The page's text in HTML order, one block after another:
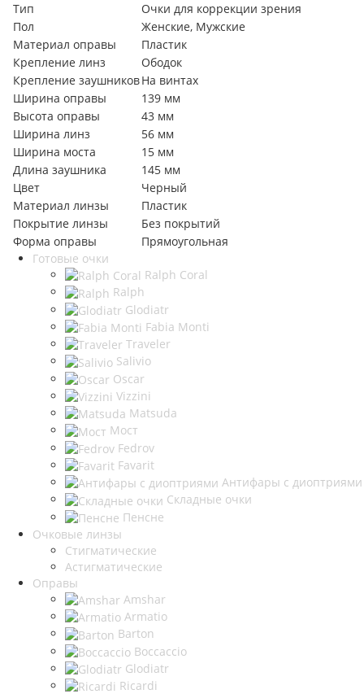
Тип
Очки для коррекции зрения
Пол
Женские, Мужские
Материал оправы
Пластик
Крепление линз
Ободок
Крепление заушниковНа винтах
Ширина оправы
139 мм
Высота оправы
43 мм
Ширина линз
56 мм
Ширина моста
15 мм
Длина заушника
145 мм
Цвет
Черный
Материал линзы
Пластик
Покрытие линзы
Без покрытий
Форма оправы
Прямоугольная
Готовые очки
Ralph Coral
Ralph
Glodiatr
Fabia Monti
Traveler
Salivio
Oscar
Vizzini
Matsuda
Мост
Fedrov
Favarit
Антифары с диоптриями
Складные очки
Пенсне
Очковые линзы
Стигматические
Астигматические
Оправы
Amshar
Armatio
Barton
Boccaccio
Glodiatr
Ricardi